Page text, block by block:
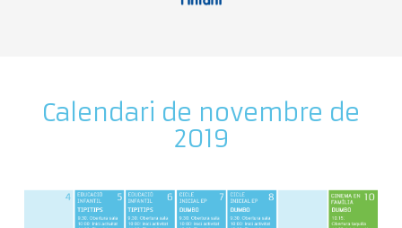
Calendari de novembre de
2019